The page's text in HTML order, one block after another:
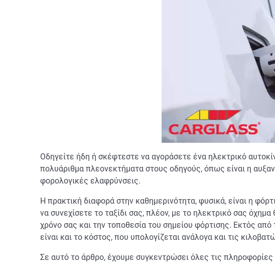
Οδηγείτε ήδη ή σκέφτεστε να αγοράσετε ένα ηλεκτρικό
πολυάριθμα πλεονεκτήματα στους οδηγούς, όπως είναι η
φορολογικές ελαφρύνσεις.
Η πρακτική διαφορά στην καθημερινότητα, φυσικά, είναι η
να συνεχίσετε το ταξίδι σας, πλέον, με το ηλεκτρικό σας
χρόνο σας και την τοποθεσία του σημείου φόρτισης. Εκτός
είναι και το κόστος, που υπολογίζεται ανάλογα και τις
Σε αυτό το άρθρο, έχουμε συγκεντρώσει όλες τις